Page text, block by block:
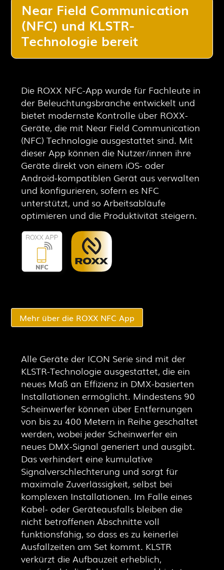
Near Field Communication
(NFC) und KLSTR-
Technologie bereit
Die ROXX NFC-App wurde für Fachleute in
der Beleuchtungsbranche entwickelt und
bietet modernste Kontrolle über ROXX-
Geräte, die mit Near Field Communication
(NFC) Technologie ausgestattet sind. Mit
dieser App können die Nutzer/innen ihre
Geräte direkt von einem iOS- oder
Android-kompatiblen Gerät aus verwalten
und konfigurieren, sofern es NFC
unterstützt, und so Arbeitsabläufe
optimieren und die Produktivität steigern.
Mehr über die ROXX NFC App
Alle Geräte der ICON Serie sind mit der
KLSTR-Technologie ausgestattet, die ein
neues Maß an Effizienz in DMX-basierten
Installationen ermöglicht. Mindestens 90
Scheinwerfer können über Entfernungen
von bis zu 400 Metern in Reihe geschaltet
werden, wobei jeder Scheinwerfer ein
neues DMX-Signal generiert und ausgibt.
Das verhindert eine kumulative
Signalverschlechterung und sorgt für
maximale Zuverlässigkeit, selbst bei
komplexen Installationen. Im Falle eines
Kabel- oder Geräteausfalls bleiben die
nicht betroffenen Abschnitte voll
funktionsfähig, so dass es zu keinerlei
Ausfallzeiten am Set kommt. KLSTR
verkürzt die Aufbauzeit erheblich,